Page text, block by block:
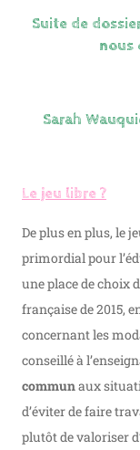
Suite de
nous
Sarah
Le jeu libre ?
De plus en plus, le
primordial pour
une place de choix
française de 2015,
concernant les
conseillé à
communaux
d’éviter de faire
plutôt de valoriser